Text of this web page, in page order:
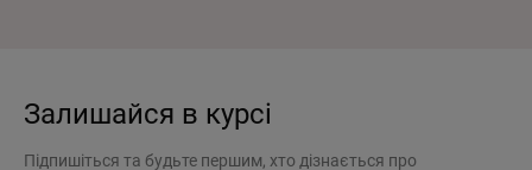
Залишайся в курсі
Підпишіться та будьте першим, хто дізнається про